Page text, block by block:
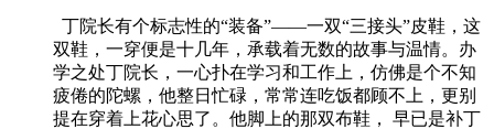
丁院长有个标志性的“装备”——一双“三接头”皮鞋，这
双鞋，一穿便是十几年，承载着无数的故事与温情。办
学之处丁院长，一心扑在学习和工作上，仿佛是个不知
疲倦的陀螺，他整日忙碌，常常连吃饭都顾不上，更别
提在穿着上花心思了。他脚上的那双布鞋， 早已是补丁